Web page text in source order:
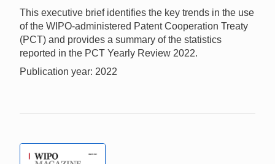
This executive brief identifies the key trends in the use
of the WIPO-administered Patent Cooperation Treaty
(PCT) and provides a summary of the statistics
reported in the PCT Yearly Review 2022.
Publication year: 2022